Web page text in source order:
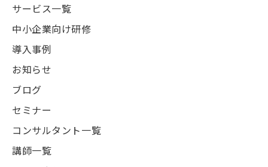
サービス一覧
中小企業向け研修
導入事例
お知らせ
ブログ
セミナー
コンサルタント一覧
講師一覧